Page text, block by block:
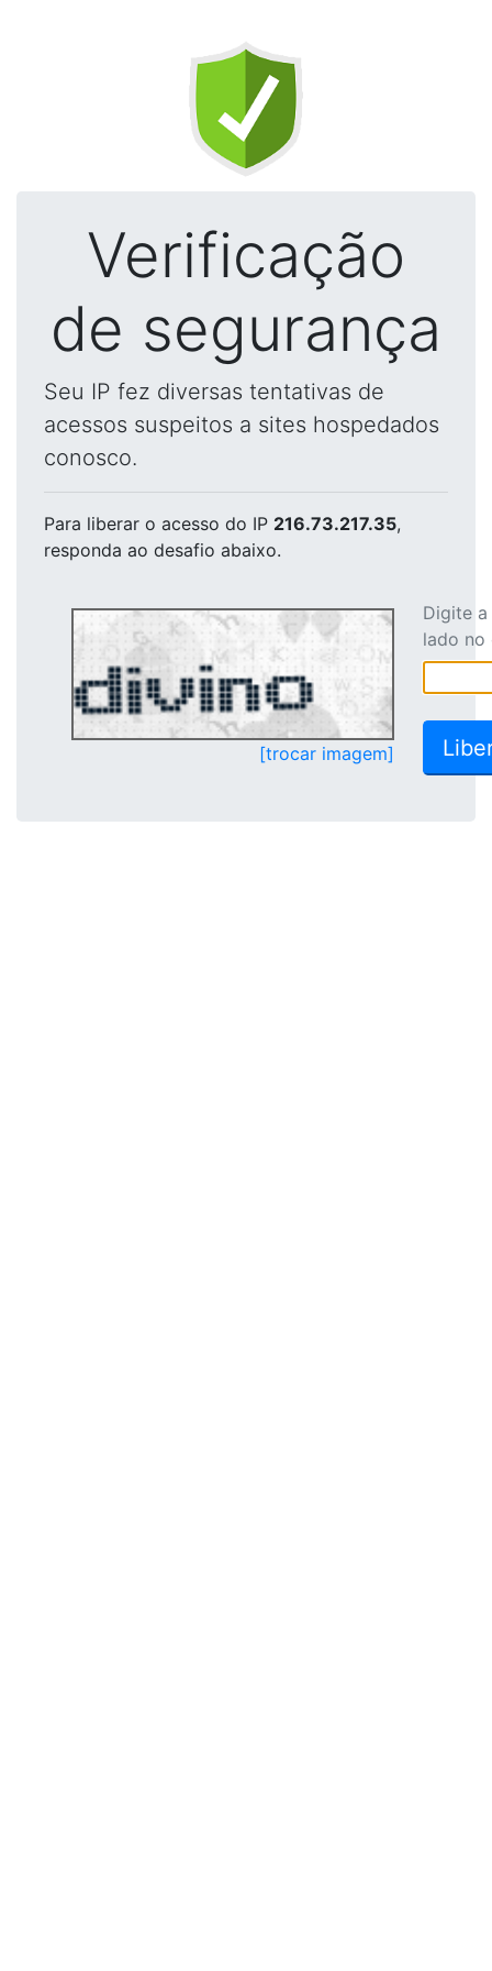
Verificação
de segurança
Seu IP fez diversas tentativas de
acessos suspeitos a sites hospedados
conosco.
Para liberar o acesso do IP 216.73.217.35,
responda ao desafio abaixo.
[trocar imagem]
Digite
lado no